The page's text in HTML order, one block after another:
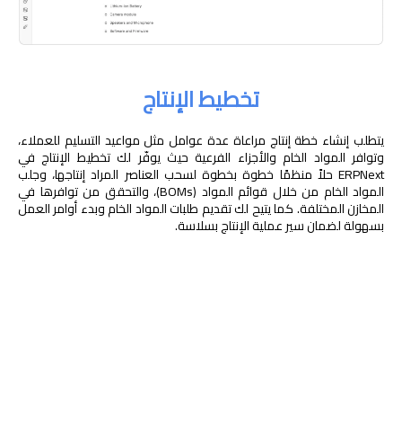
تخطيط الإنتاج
يتطلب إنشاء خطة إنتاج مراعاة عدة عوامل مثل مواعيد التسليم للعملاء،
وتوافر المواد الخام والأجزاء الفرعية حيث يوفّر لك تخطيط الإنتاج في
ERPNext حلاً منظمًا خطوة بخطوة لسحب العناصر المراد إنتاجها، وجلب
المواد الخام من خلال قوائم المواد (BOMs)، والتحقق من توافرها في
المخازن المختلفة. كما يتيح لك تقديم طلبات المواد الخام وبدء أوامر العمل
بسهولة لضمان سير عملية الإنتاج بسلاسة.